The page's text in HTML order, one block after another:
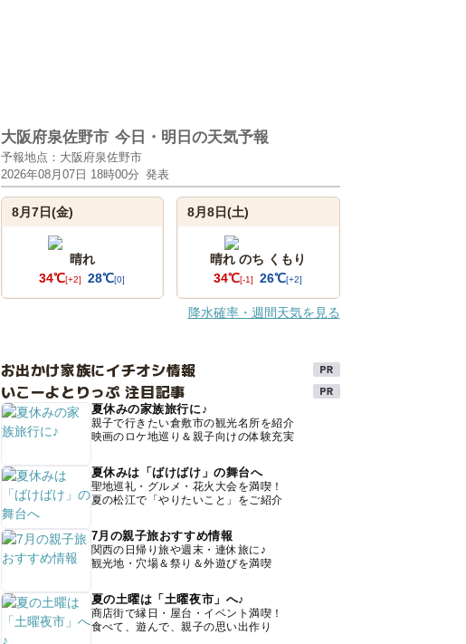
大阪府泉佐野市 今日・明日の天気予報
予報地点：大阪府泉佐野市
2026年08月07日 18時00分 発表
8月7日(金)
晴れ
34℃[+2] 28℃[0]
8月8日(土)
晴れ のち くもり
34℃[-1] 26℃[+2]
降水確率・週間天気を見る
お出かけ家族にイチオシ情報
いこーよとりっぷ 注目記事
夏休みの家族旅行に♪
親子で行きたい倉敷市の観光名所を紹介
映画のロケ地巡り＆親子向けの体験充実
夏休みは「ばけばけ」の舞台へ
聖地巡礼・グルメ・花火大会を満喫！
夏の松江で「やりたいこと」をご紹介
7月の親子旅おすすめ情報
関西の日帰り旅や週末・連休旅に♪
観光地・穴場＆祭り＆外遊びを満喫
夏の土曜は「土曜夜市」へ♪
商店街で縁日・屋台・イベント満喫！
食べて、遊んで、親子の思い出作り